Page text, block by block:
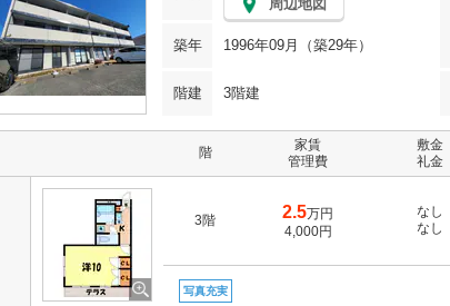
周辺地図
築年 1996年09月（築29年）
階建 3階建
階
家賃
管理費
敷金
礼金
3階 2.5万円
4,000円
なし
なし
写真充実